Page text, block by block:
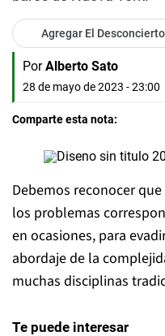
Agregar El
Por Alberto Sato
28 de mayo de 2023 - 23:00
Comparte esta nota:
Debemos reconocer
los problemas
en ocasiones, para
abordaje de la
muchas disciplinas
Te puede interesar